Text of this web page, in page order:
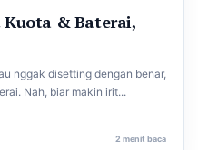
& Baterai,
nggak disetting dengan benar,
Nah, biar makin irit...
2 menit baca